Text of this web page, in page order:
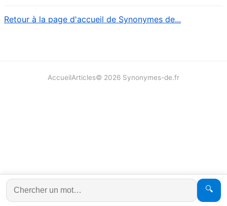
Retour à la page d'accueil de Synonymes de...
🔍
AccueilArticles© 2026 Synonymes-de.fr